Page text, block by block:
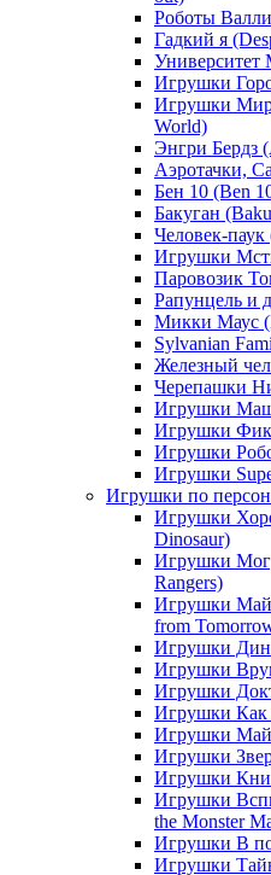
Роботы
Гадкий я
Университет
Игрушки
Игрушки Мир
World)
Энгри Бердз
Аэротачки,
Бен 10 (Ben
Бакуган
Человек-
Игрушки
Паровозик
Рапунцель и
Микки Маус
Sylvanian
Железный
Черепашки
Игрушки
Игрушки
Игрушки
Игрушки
Игрушки по
Игрушки
Dinosaur)
Игрушки
Rangers)
Игрушки
from
Игрушки
Игрушки
Игрушки
Игрушки Как
Игрушки
Игрушки
Игрушки
Игрушки
the Monster
Игрушки В
Игрушки